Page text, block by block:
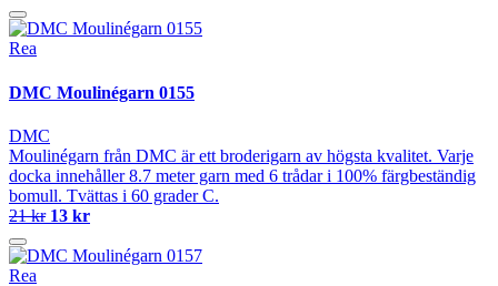
Rea
DMC Moulinégarn 0155
DMC
Moulinégarn från DMC är ett broderigarn av högsta kvalitet. Varje
docka innehåller 8.7 meter garn med 6 trådar i 100% färgbeständig
bomull. Tvättas i 60 grader C.
21 kr 13 kr
Rea